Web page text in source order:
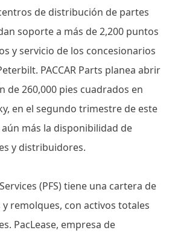
de distribución de partes
soporte a más de 2,200 puntos
y servicio de los concesionarios
PACCAR Parts planea abrir
de 260,000 pies cuadrados en
en el segundo trimestre de este
más la disponibilidad de
y distribuidores.
(PFS) tiene una cartera de
y remolques, con activos totales
PacLease, empresa de